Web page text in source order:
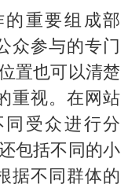
的重要组成部
众参与的专门
置也可以清楚
重视。在网站
同受众进行分
包括不同的小
据不同群体的